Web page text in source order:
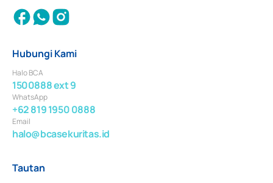
Hubungi Kami
Halo BCA
1500888 ext 9
WhatsApp
+62 819 1950 0888
Email
halo@bcasekuritas.id
Tautan